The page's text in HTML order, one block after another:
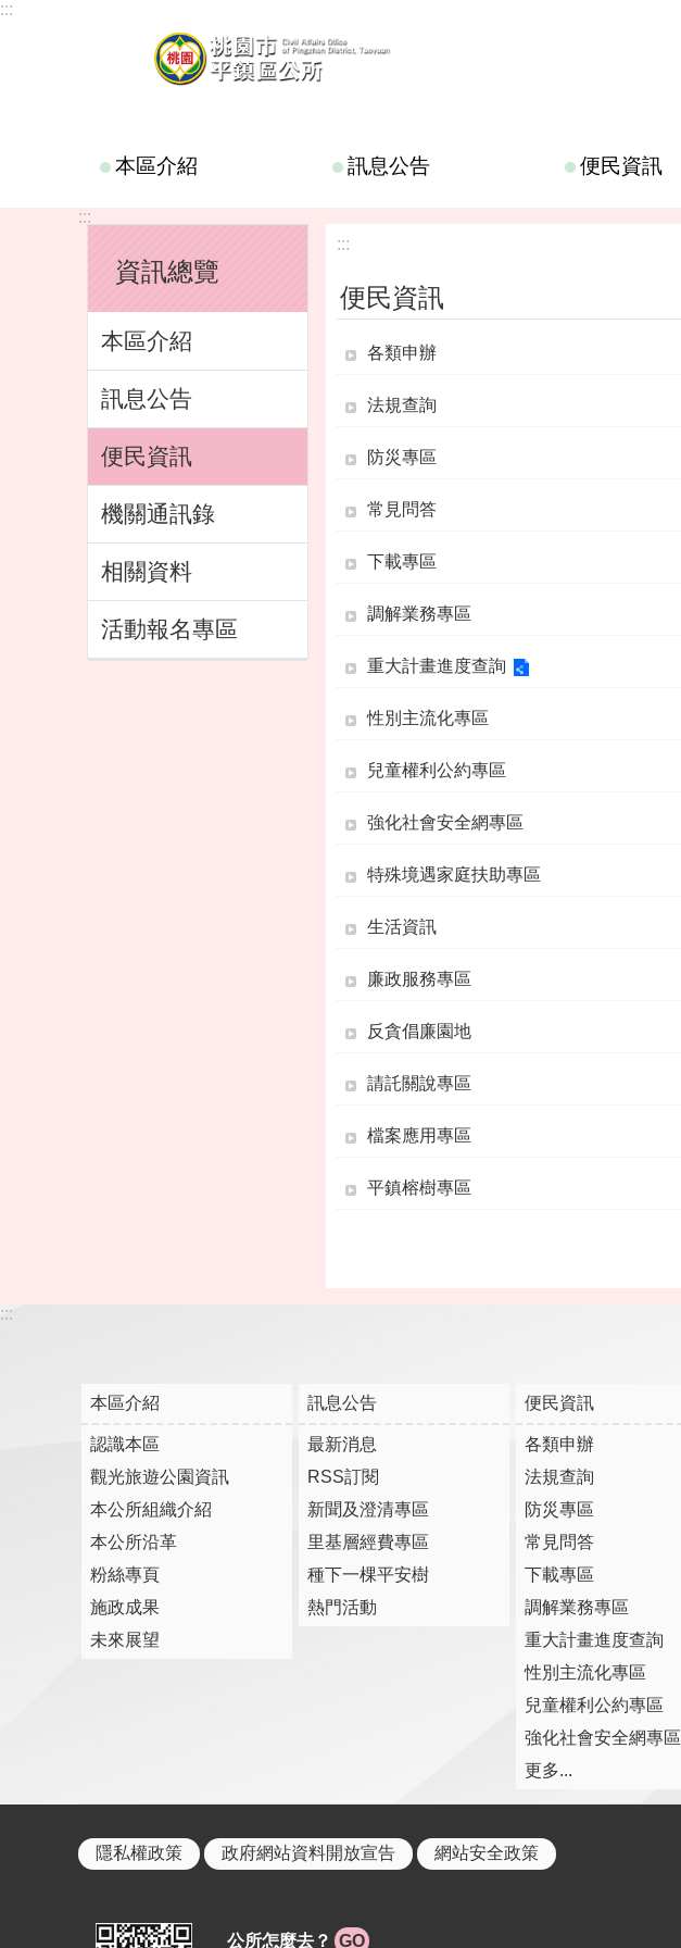
跳到主要內容區塊
:::
本區介紹 訊息公告 便民資訊
:::
資訊總覽
本區介紹
訊息公告
便民資訊
機關通訊錄
相關資料
活動報名專區
:::
便民資訊
各類申辦
法規查詢
防災專區
常見問答
下載專區
調解業務專區
重大計畫進度查詢
性別主流化專區
兒童權利公約專區
強化社會安全網專區
特殊境遇家庭扶助專區
生活資訊
廉政服務專區
反貪倡廉園地
請託關說專區
檔案應用專區
平鎮榕樹專區
:::
本區介紹
認識本區
觀光旅遊公園資訊
本公所組織介紹
本公所沿革
粉絲專頁
施政成果
未來展望
訊息公告
最新消息
RSS訂閱
新聞及澄清專區
里基層經費專區
種下一棵平安樹
熱門活動
便民資訊
各類申辦
法規查詢
防災專區
常見問答
下載專區
調解業務專區
重大計畫進度查詢
性別主流化專區
兒童權利公約專區
強化社會安全網專區
更多...
隱私權政策 政府網站資料開放宣告 網站安全政策
公所怎麼去？ GO